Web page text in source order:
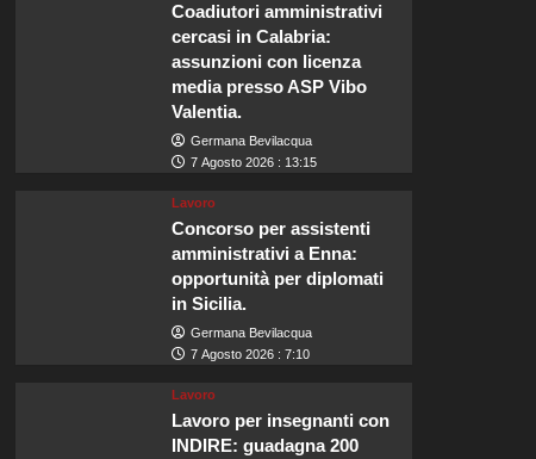
Coadiutori amministrativi
cercasi in Calabria:
assunzioni con licenza
media presso ASP Vibo
Valentia.
Germana Bevilacqua
7 Agosto 2026 : 13:15
Lavoro
Concorso per assistenti
amministrativi a Enna:
opportunità per diplomati
in Sicilia.
Germana Bevilacqua
7 Agosto 2026 : 7:10
Lavoro
Lavoro per insegnanti con
INDIRE: guadagna 200